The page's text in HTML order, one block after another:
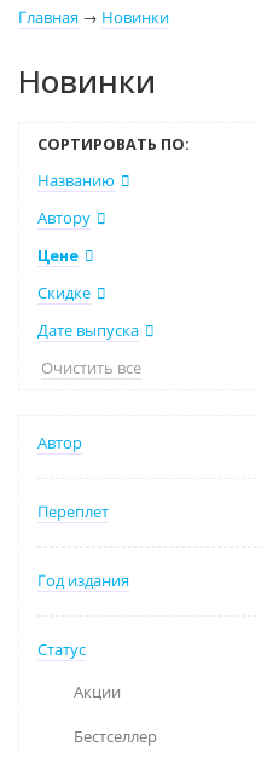
Главная → Новинки
Новинки
СОРТИРОВАТЬ ПО:
Названию
Автору
Цене
Скидке
Дате выпуска
Очистить все
Автор
Переплет
Год издания
Статус
Акции
Бестселлер